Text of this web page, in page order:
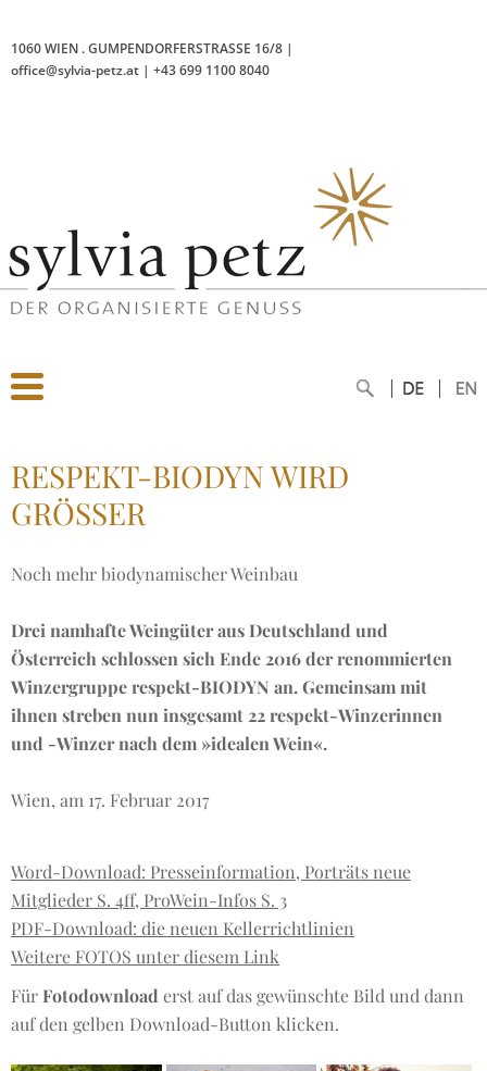
1060 WIEN .GUMPENDORFERSTRASSE 16/8 |
office@sylvia-petz.at | +43 699 1100 8040
RESPEKT-BIODYN WIRD
GRÖSSER
Noch mehr biodynamischer Weinbau
Drei namhafte Weingüter aus Deutschland und
Österreich schlossen sich Ende 2016 der renommierten
Winzergruppe respekt-BIODYN an. Gemeinsam mit
ihnen streben nun insgesamt 22 respekt-Winzerinnen
und -Winzer nach dem »idealen Wein«.
Wien, am 17. Februar 2017
Word-Download: Presseinformation, Porträts neue
Mitglieder S. 4ff, ProWein-Infos S. 3
PDF-Download: die neuen Kellerrichtlinien
Weitere FOTOS unter diesem Link
Für Fotodownload erst auf das gewünschte Bild und dann
auf den gelben Download-Button klicken.